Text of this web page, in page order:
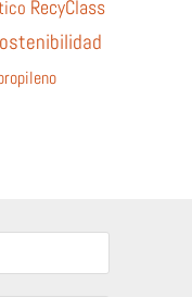
RecyClass